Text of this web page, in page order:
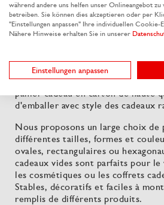
Paniers cadeaux vides – La
pour des idées cadeaux
créer un cadeau personnel et
Noël, un anniversaire ou un
panier cadeau en carton de haute
d'emballer avec style des cadeaux
Nous proposons un large choix de
différentes tailles, formes et
ovales, rectangulaires ou
cadeaux vides sont parfaits pour
les cosmétiques ou les coffrets
Stables, décoratifs et faciles à
remplis de différents produits.
während andere uns helfen unser Onlineangebot
betreiben. Sie können dies akzeptieren oder per
"Einstellungen anpassen" Ihre individuellen Cookie-
Nähere Hinweise erhalten Sie in unserer
Einstellungen anpassen